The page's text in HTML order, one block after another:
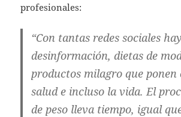
profesionales:
“Con tantas redes sociales
desinformación, dietas de
productos milagro que ponen
salud e incluso la vida. El
de peso lleva tiempo, igual